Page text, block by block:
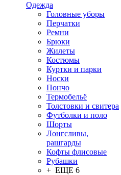
Одежда
Головные уборы
Перчатки
Ремни
Брюки
Жилеты
Костюмы
Куртки и парки
Носки
Пончо
Термобельё
Толстовки и свитера
Футболки и поло
Шорты
Лонгсливы,
рашгарды
Кофты флисовые
Рубашки
+ ЕЩЕ 6